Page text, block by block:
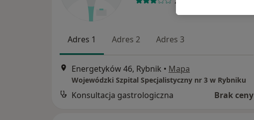
Adres 1 Adres 2 Adres 3
Energetyków 46, Rybnik • Mapa
Wojewódzki Szpital Specjalistyczny nr 3 w Rybniku
Konsultacja gastrologiczna Brak ceny